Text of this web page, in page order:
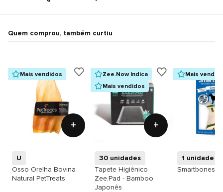
Quem comprou, também curtiu
Mais vendidos
+
U
Osso Orelha Bovina
Natural PetTreats
Zee.Now Indica
Mais vendidos
+
30 unidades
Tapete Higiênico
Zee.Pad - Bamboo
Japonês
Mais
1 unidade
Smartbones